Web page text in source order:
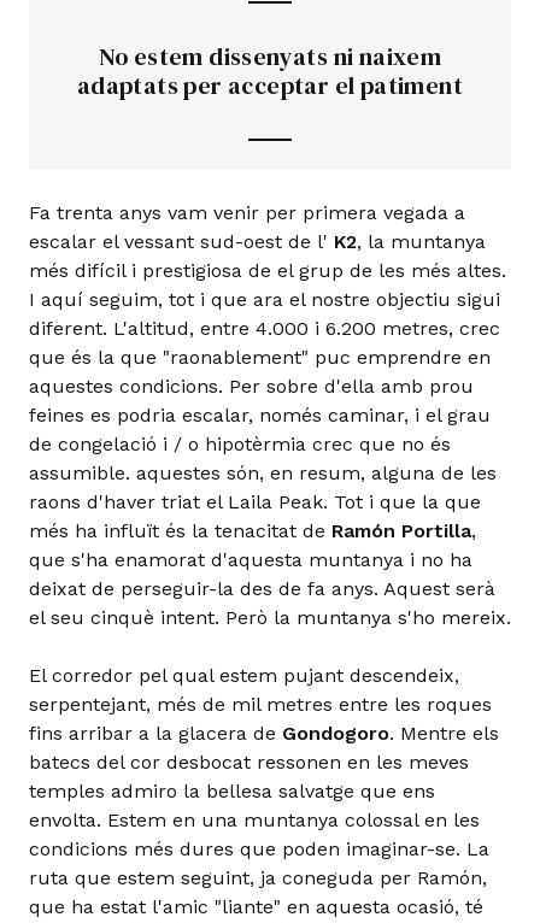
No estem dissenyats ni naixem
adaptats per acceptar el patiment
Fa trenta anys vam venir per primera vegada a
escalar el vessant sud-oest de l' K2, la muntanya
més difícil i prestigiosa de el grup de les més altes.
I aquí seguim, tot i que ara el nostre objectiu sigui
diferent. L'altitud, entre 4.000 i 6.200 metres, crec
que és la que "raonablement" puc emprendre en
aquestes condicions. Per sobre d'ella amb prou
feines es podria escalar, només caminar, i el grau
de congelació i / o hipotèrmia crec que no és
assumible. aquestes són, en resum, alguna de les
raons d'haver triat el Laila Peak. Tot i que la que
més ha influït és la tenacitat de Ramón Portilla,
que s'ha enamorat d'aquesta muntanya i no ha
deixat de perseguir-la des de fa anys. Aquest serà
el seu cinquè intent. Però la muntanya s'ho mereix.
El corredor pel qual estem pujant descendeix,
serpentejant, més de mil metres entre les roques
fins arribar a la glacera de Gondogoro. Mentre els
batecs del cor desbocat ressonen en les meves
temples admiro la bellesa salvatge que ens
envolta. Estem en una muntanya colossal en les
condicions més dures que poden imaginar-se. La
ruta que estem seguint, ja coneguda per Ramón,
que ha estat l'amic "liante" en aquesta ocasió, té